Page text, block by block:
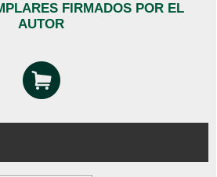
FIRMADOS POR EL
AUTOR